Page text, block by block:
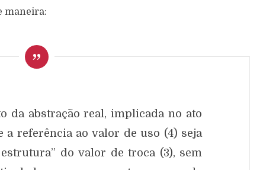
maneira:
da abstração real, implicada no ato
a referência ao valor de uso (4) seja
do valor de troca (3), sem